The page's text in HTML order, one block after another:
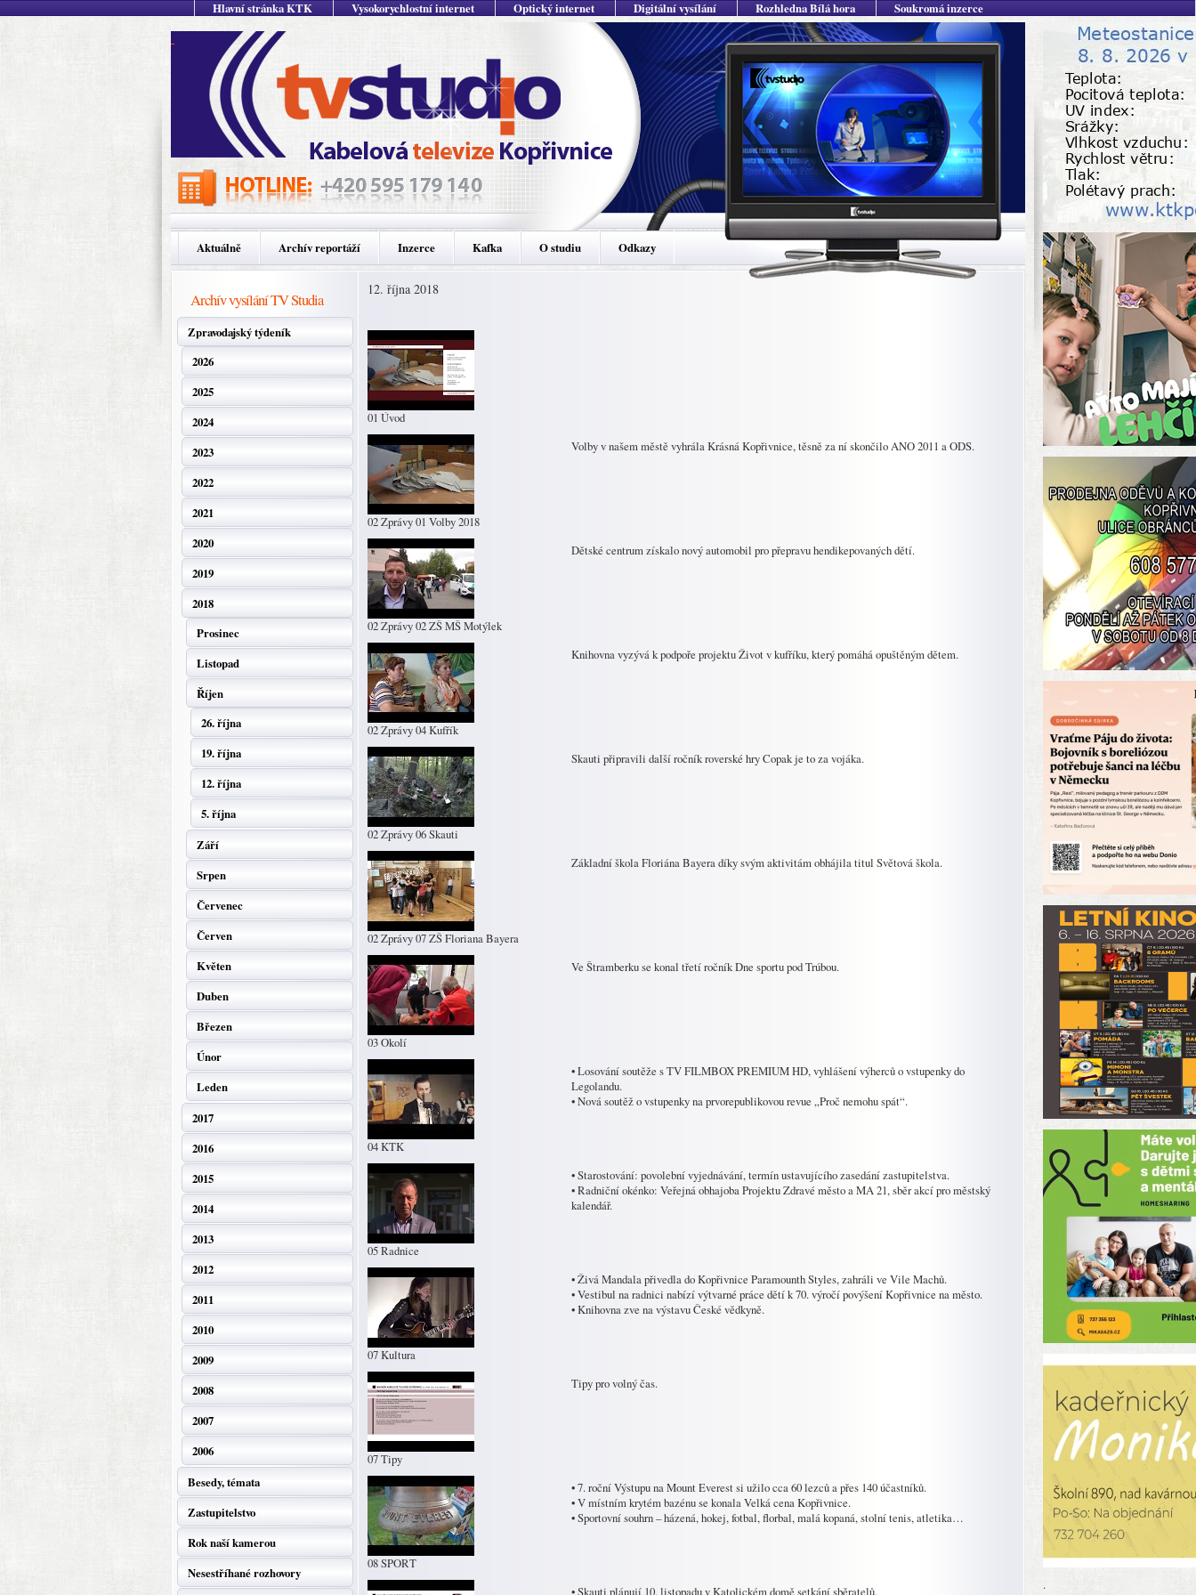
Hlavní stránka KTK Vysokorychlostní internet Optický internet Digitální vysílání Rozhledna Bílá hora Soukromá inzerce
Aktuálně Archív reportáží Inzerce Kafka O studiu Odkazy
Archív vysílání TV Studia
Zpravodajský týdeník
2026
2025
2024
2023
2022
2021
2020
2019
2018
Prosinec
Listopad
Říjen
26. října
19. října
12. října
5. října
Září
Srpen
Červenec
Červen
Květen
Duben
Březen
Únor
Leden
2017
2016
2015
2014
2013
2012
2011
2010
2009
2008
2007
2006
Besedy, témata
Zastupitelstvo
Rok naší kamerou
Nesestříhané rozhovory
12. října 2018
01 Úvod
02 Zprávy 01 Volby 2018
Volby v našem městě vyhrála Krásná Kopřivnice, těsně za ní skončilo ANO 2011 a ODS.
02 Zprávy 02 ZŠ MŠ Motýlek
Dětské centrum získalo nový automobil pro přepravu hendikepovaných dětí.
02 Zprávy 04 Kufřík
Knihovna vyzývá k podpoře projektu Život v kufříku, který pomáhá opuštěným dětem.
02 Zprávy 06 Skauti
Skauti připravili další ročník roverské hry Copak je to za vojáka.
02 Zprávy 07 ZŠ Floriana Bayera
Základní škola Floriána Bayera díky svým aktivitám obhájila titul Světová škola.
03 Okolí
Ve Štramberku se konal třetí ročník Dne sportu pod Trúbou.
04 KTK
• Losování soutěže s TV FILMBOX PREMIUM HD, vyhlášení výherců o vstupenky do
Legolandu.
• Nová soutěž o vstupenky na prvorepublikovou revue „Proč nemohu spát“.
05 Radnice
• Starostování: povolební vyjednávání, termín ustavujícího zasedání zastupitelstva.
• Radniční okénko: Veřejná obhajoba Projektu Zdravé město a MA 21, sběr akcí pro městský
kalendář.
07 Kultura
• Živá Mandala přivedla do Kopřivnice Paramounth Styles, zahráli ve Vile Machů.
• Vestibul na radnici nabízí výtvarné práce dětí k 70. výročí povýšení Kopřivnice na město.
• Knihovna zve na výstavu České vědkyně.
07 Tipy
Tipy pro volný čas.
08 SPORT
• 7. roční Výstupu na Mount Everest si užilo cca 60 lezců a přes 140 účastníků.
• V místním krytém bazénu se konala Velká cena Kopřivnice.
• Sportovní souhrn – házená, hokej, fotbal, florbal, malá kopaná, stolní tenis, atletika…
• Skauti plánují 10. listopadu v Katolickém domě setkání sběratelů. .